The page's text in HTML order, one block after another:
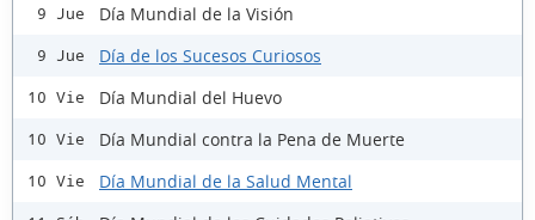
9 Jue Día Mundial de la Visión
9 Jue Día de los Sucesos Curiosos
10 Vie Día Mundial del Huevo
10 Vie Día Mundial contra la Pena de Muerte
10 Vie Día Mundial de la Salud Mental